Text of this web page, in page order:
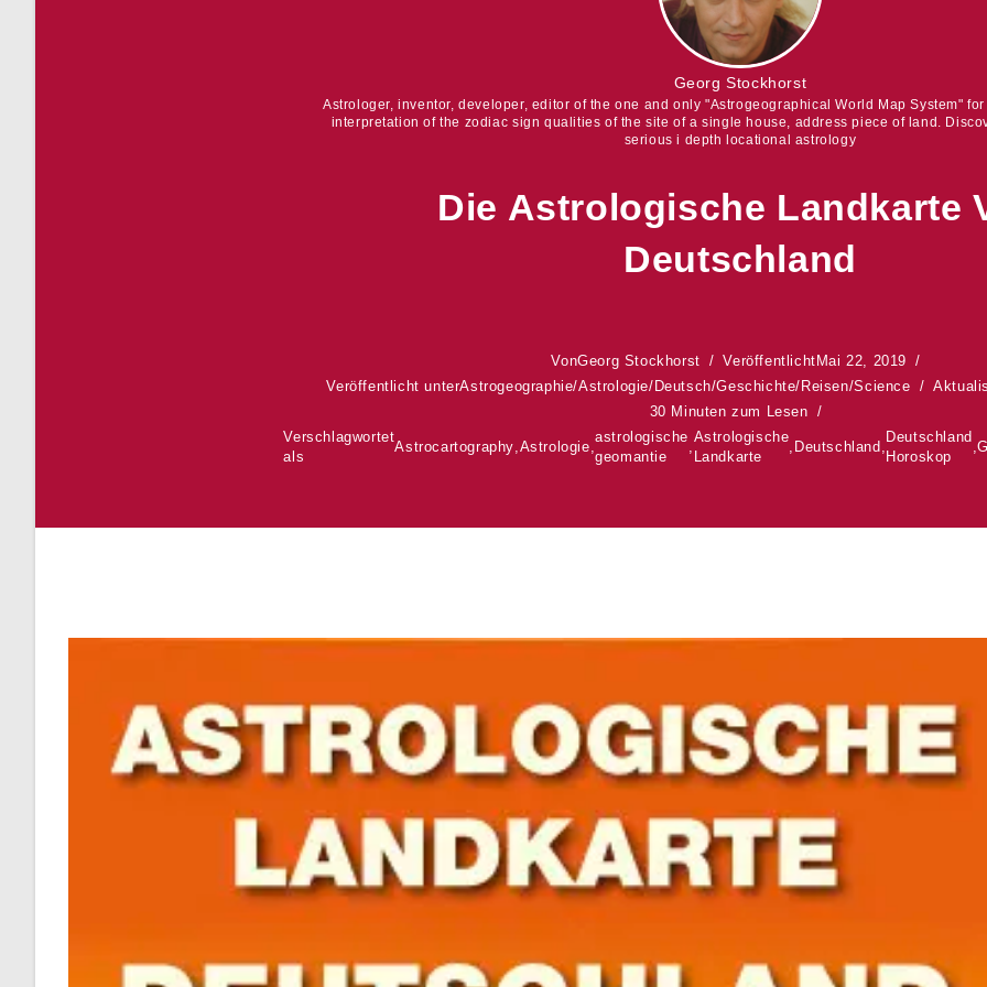
Georg Stockhorst
Astrologer, inventor, developer, editor of the one and only "Astrogeographical World Map System"
interpretation of the zodiac sign qualities of the site of a single house, address piece of land.
serious i depth locational astrology
Die Astrologische Landkarte
Deutschland
VonGeorg Stockhorst Veröffentlicht Mai 22, 2019
Veröffentlicht unterAstrogeographie/Astrologie/ Deutsch/Geschichte/ Reisen/Science
30 Minuten zum Lesen
Verschlagwortet
als
Astrocartography,Astrologie,
astrologische
geomantie
,
Astrologische
Landkarte
, Deutschland ,
Deutschland
Horoskop
,